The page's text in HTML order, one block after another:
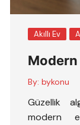
Akıllı Ev
Modern
By: bykonu
Güzellik
modern